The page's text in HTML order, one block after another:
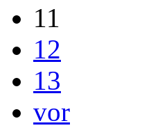
11
12
13
vor